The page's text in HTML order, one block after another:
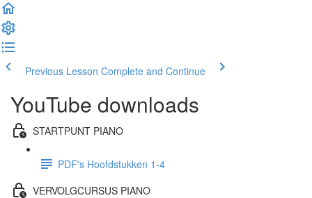
Previous Lesson Complete and Continue
YouTube downloads
STARTPUNT PIANO
PDF's Hoofdstukken 1-4
VERVOLGCURSUS PIANO